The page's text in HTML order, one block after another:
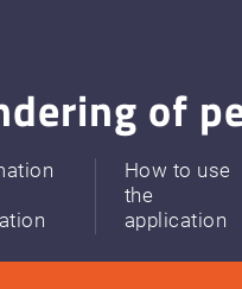
of
How to use
the
application